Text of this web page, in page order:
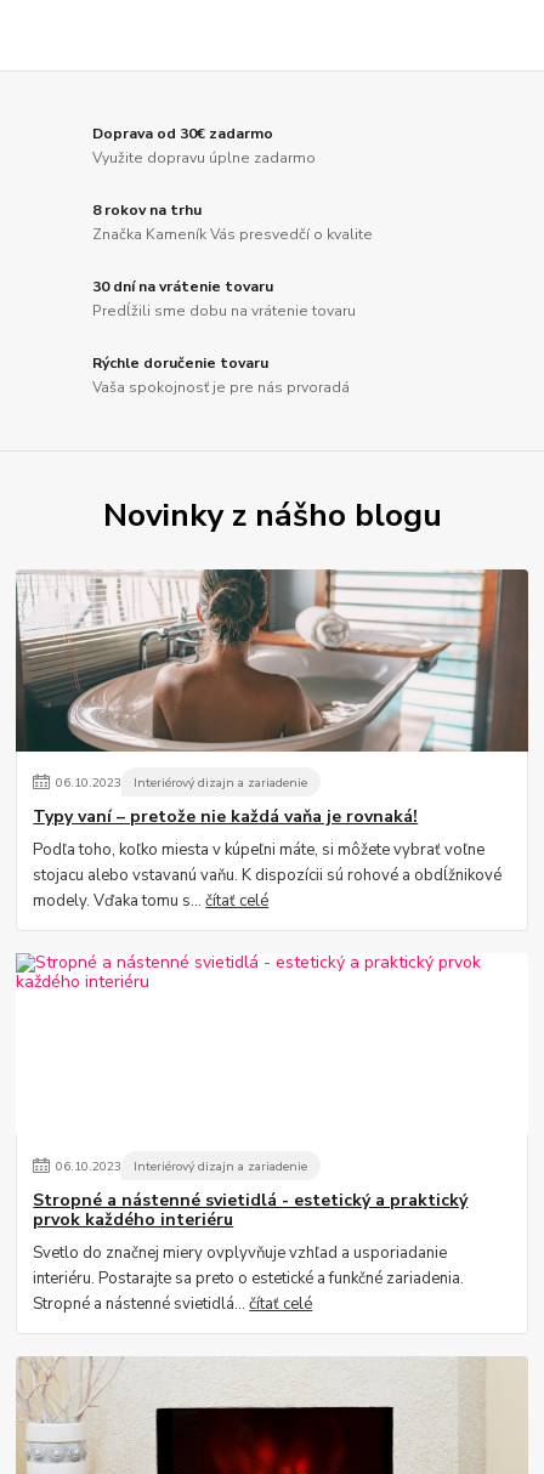
Doprava od 30€ zadarmo
Využite dopravu úplne zadarmo
8 rokov na trhu
Značka Kameník Vás presvedčí o kvalite
30 dní na vrátenie tovaru
Predĺžili sme dobu na vrátenie tovaru
Rýchle doručenie tovaru
Vaša spokojnosť je pre nás prvoradá
Novinky z nášho blogu
06.10.2023 Interiérový dizajn a zariadenie
Typy vaní – pretože nie každá vaňa je rovnaká!
Podľa toho, koľko miesta v kúpeľni máte, si môžete vybrať voľne
stojacu alebo vstavanú vaňu. K dispozícii sú rohové a obdĺžnikové
modely. Vďaka tomu s...čítať celé
06.10.2023 Interiérový dizajn a zariadenie
Stropné a nástenné svietidlá - estetický a praktický
prvok každého interiéru
Svetlo do značnej miery ovplyvňuje vzhľad a usporiadanie
interiéru. Postarajte sa preto o estetické a funkčné zariadenia.
Stropné a nástenné svietidlá...čítať celé